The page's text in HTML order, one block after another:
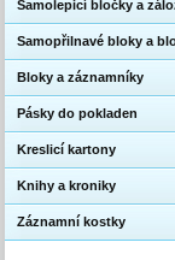
Samolepicí bločky a
Samopřilnavé bloky a
Bloky a záznamníky
Pásky do pokladen
Kreslicí kartony
Knihy a kroniky
Záznamní kostky